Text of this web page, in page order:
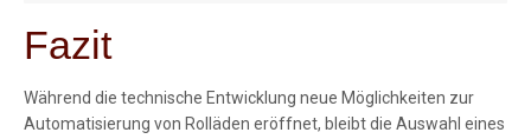
Fazit
Während die technische Entwicklung neue Möglichkeiten zur
Automatisierung von Rolläden eröffnet, bleibt die Auswahl eines